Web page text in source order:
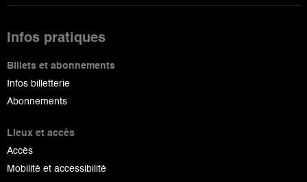
Infos pratiques
Billets et abonnements
Infos billetterie
Abonnements
Lieux et accès
Accès
Mobilité et accessibilité